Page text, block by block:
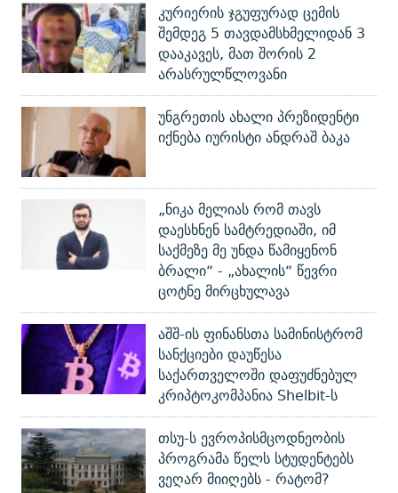
კურიერის ჯგუფურად ცემის
შემდეგ 5 თავდამსხმელიდან 3
დააკავეს, მათ შორის 2
არასრულწლოვანი
უნგრეთის ახალი პრეზიდენტი
იქნება იურისტი ანდრაშ ბაკა
„ნიკა მელიას რომ თავს
დაესხნენ სამტრედიაში, იმ
საქმეზე მე უნდა წამიყენონ
ბრალი“ - „ახალის“ წევრი
ცოტნე მირცხულავა
აშშ-ის ფინანსთა სამინისტრომ
სანქციები დაუწესა
საქართველოში დაფუძნებულ
კრიპტოკომპანია Shelbit-ს
თსუ-ს ევროპისმცოდნეობის
პროგრამა წელს სტუდენტებს
ვეღარ მიიღებს - რატომ?